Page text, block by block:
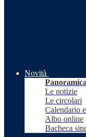
Novità
Panoramica
Le notizie
Le circolari
Calendario
Albo online
Bacheca